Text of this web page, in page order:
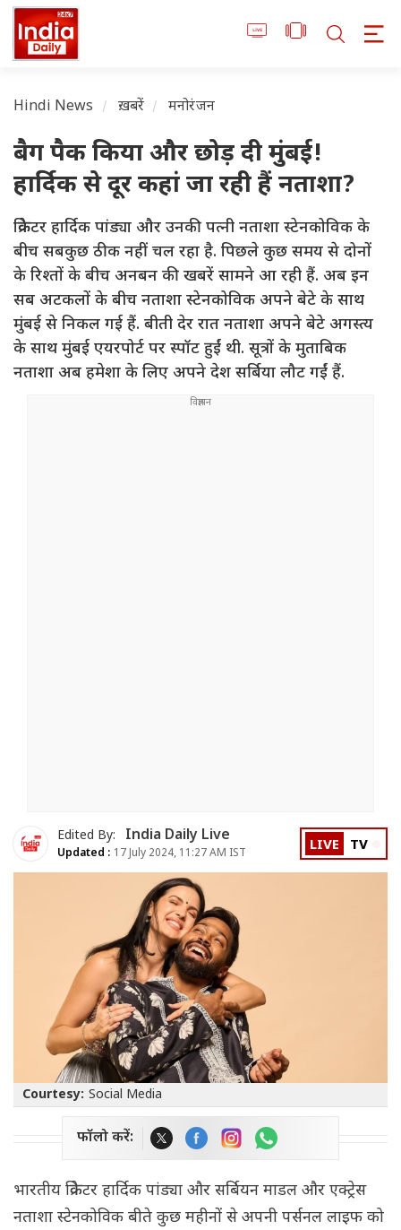
Hindi News ख़बरें मनोरंजन
बैग पैक किया और छोड़ दी मुंबई!
हार्दिक से दूर कहां जा रही हैं नताशा?
क्रिकेटर हार्दिक पांड्या और उनकी पत्नी नताशा स्टेनकोविक के
बीच सबकुछ ठीक नहीं चल रहा है. पिछले कुछ समय से दोनों
के रिश्तों के बीच अनबन की खबरें सामने आ रही हैं. अब इन
सब अटकलों के बीच नताशा स्टेनकोविक अपने बेटे के साथ
मुंबई से निकल गई हैं. बीती देर रात नताशा अपने बेटे अगस्त्य
के साथ मुंबई एयरपोर्ट पर स्पॉट हुईं थी. सूत्रों के मुताबिक
नताशा अब हमेशा के लिए अपने देश सर्बिया लौट गईं हैं.
Edited By: India Daily Live
Updated : 17 July 2024, 11:27 AM IST LIVE TV
Courtesy: Social Media
फॉलो करें:
भारतीय क्रिकेटर हार्दिक पांड्या और सर्बियन माडल और एक्ट्रेस
नताशा स्टेनकोविक बीते कुछ महीनों से अपनी पर्सनल लाइफ को